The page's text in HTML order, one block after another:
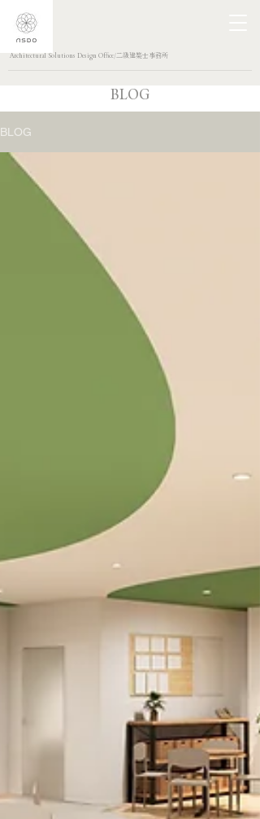
Architectural Solutions Design Office/二級建築士事務所
BLOG
BLOG